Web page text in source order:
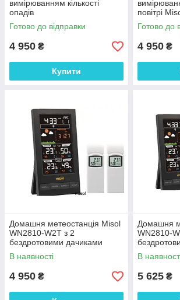
вимірюванням кількості
опадів
Готово до відправки
4 950 ₴
Купити
повітрі
Готово до
4 950 ₴
Домашня метеостанція Misol
WN2810-W2T з 2
бездротовими дачиками
В наявності
4 950 ₴
Домашня
WN2810-
В
5 625 ₴